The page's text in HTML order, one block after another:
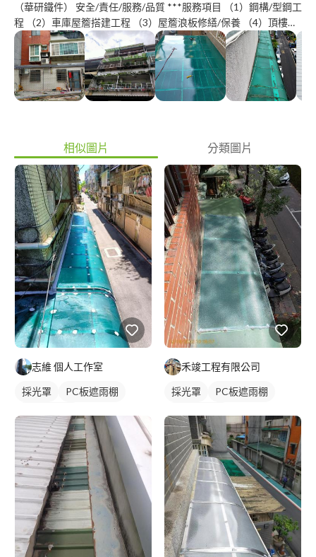
（華研鐵件） 安全/責任/服務/品質 ***服務項目 （1）鋼構/型鋼工
程 （2）車庫屋簷搭建工程 （3）屋簷浪板修繕/保養 （4）頂樓陽
台/ (鍍鋅鋼鐵-白鐵方管) 烤漆配色搭建工程 (5)自家土地 屋簷設計
搭建安裝 玻璃/隔熱透明板 (6)室內挑高天花板 (夾層設計)安裝工程
(7)屋簷浪板含配件:項目 1**屋簷老舊生銹 2**屋簷破損漏水 3**屋
簷（排水槽) 排水/漏水=修繕 懸空.斷裂-老舊更新 4**重新覆蓋安裝
工程 5**老舊屋齡(石綿瓦) (拆除.清運).更新工程 **6(結構型鋼項目)
面磁磚凸出 牆面磁磚打除 折除//更新 （11)防水工程 頂樓地面漏
水- 牆面壁癌、 （12)油漆工程 住家 全室油漆粉刷作業-- ------------
------------- ??不分任何 大-小 服務工程 只要你拿起電話撥打 電話給
我! ??一通電話 ??服務到家
相似圖片 分類圖片
志維 個人工作室
採光罩
PC板遮雨棚
禾竣工程有限公司
採光罩
PC板遮雨棚